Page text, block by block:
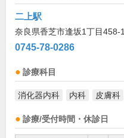
二上駅
奈良県香芝市逢坂1丁目458-1
0745-78-0286
診療科目
消化器内科 内科 皮膚科
診療/受付時間・休診日